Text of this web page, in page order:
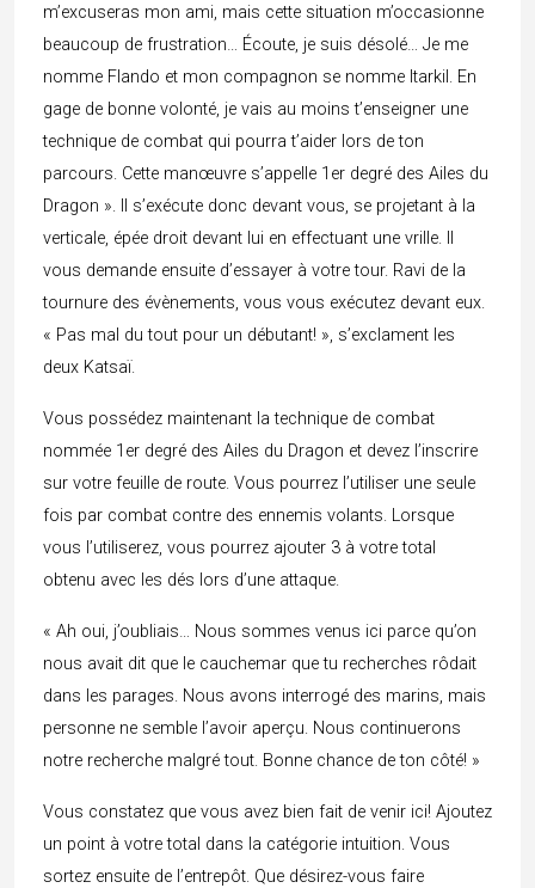
m’excuseras mon ami, mais cette situation m’occasionne
beaucoup de frustration… Écoute, je suis désolé… Je me
nomme Flando et mon compagnon se nomme Itarkil. En
gage de bonne volonté, je vais au moins t’enseigner une
technique de combat qui pourra t’aider lors de ton
parcours. Cette manœuvre s’appelle 1er degré des Ailes du
Dragon ». Il s’exécute donc devant vous, se projetant à la
verticale, épée droit devant lui en effectuant une vrille. Il
vous demande ensuite d’essayer à votre tour. Ravi de la
tournure des évènements, vous vous exécutez devant eux.
« Pas mal du tout pour un débutant! », s’exclament les
deux Katsaï.
Vous possédez maintenant la technique de combat
nommée 1er degré des Ailes du Dragon et devez l’inscrire
sur votre feuille de route. Vous pourrez l’utiliser une seule
fois par combat contre des ennemis volants. Lorsque
vous l’utiliserez, vous pourrez ajouter 3 à votre total
obtenu avec les dés lors d’une attaque.
« Ah oui, j’oubliais… Nous sommes venus ici parce qu’on
nous avait dit que le cauchemar que tu recherches rôdait
dans les parages. Nous avons interrogé des marins, mais
personne ne semble l’avoir aperçu. Nous continuerons
notre recherche malgré tout. Bonne chance de ton côté! »
Vous constatez que vous avez bien fait de venir ici! Ajoutez
un point à votre total dans la catégorie intuition. Vous
sortez ensuite de l’entrepôt. Que désirez-vous faire